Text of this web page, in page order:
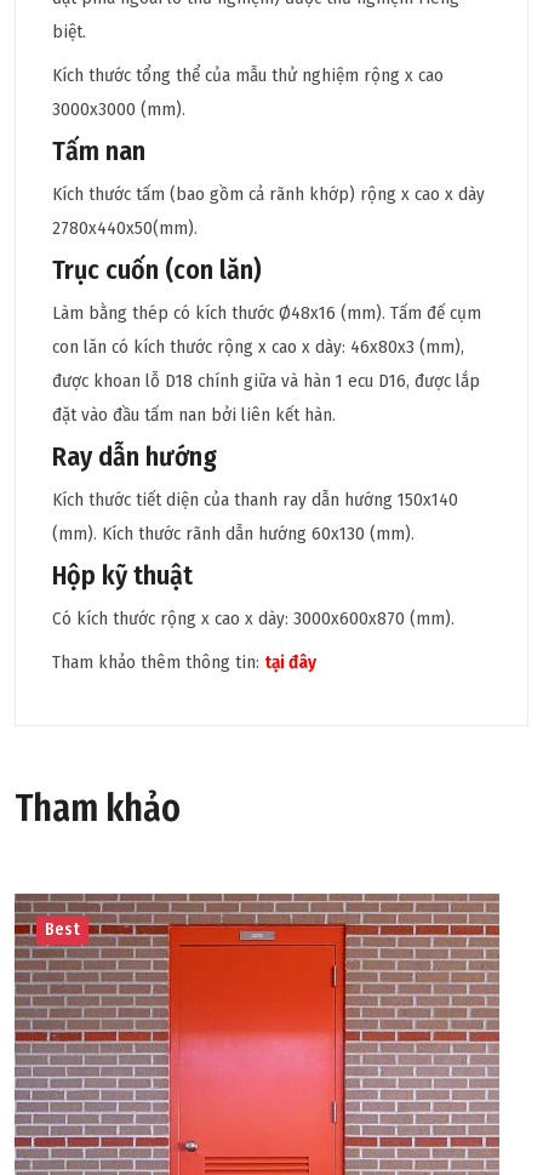
biệt.
Kích thước tổng thể của mẫu thử nghiệm rộng x cao
3000x3000 (mm).
Tấm nan
Kích thước tấm (bao gồm cả rãnh khớp) rộng x cao x dày
2780x440x50(mm).
Trục cuốn (con lăn)
Làm bằng thép có kích thước Ø48x16 (mm). Tấm đế cụm
con lăn có kích thước rộng x cao x dày: 46x80x3 (mm),
được khoan lỗ D18 chính giữa và hàn 1 ecu D16, được lắp
đặt vào đầu tấm nan bởi liên kết hàn.
Ray dẫn hướng
Kích thước tiết diện của thanh ray dẫn hướng 150x140
(mm). Kích thước rãnh dẫn hướng 60x130 (mm).
Hộp kỹ thuật
Có kích thước rộng x cao x dày: 3000x600x870 (mm).
Tham khảo thêm thông tin: tại đây
Tham khảo
Best